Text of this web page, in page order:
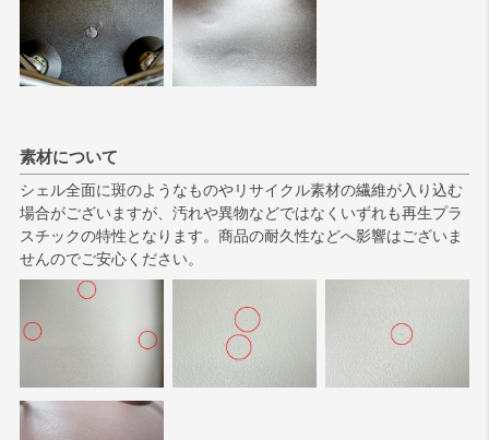
素材について
シェル全面に斑のようなものやリサイクル素材の繊維が入り込む
場合がございますが、汚れや異物などではなくいずれも再生プラ
スチックの特性となります。商品の耐久性などへ影響はございま
せんのでご安心ください。